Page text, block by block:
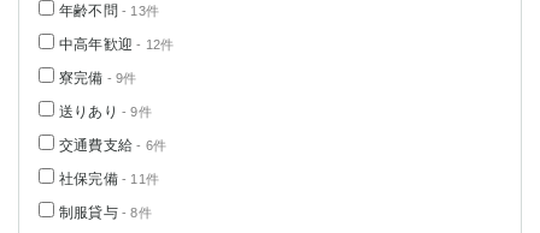
年齢不問 - 13件
中高年歓迎 - 12件
寮完備 - 9件
送りあり - 9件
交通費支給 - 6件
社保完備- 11件
制服貸与- 8件